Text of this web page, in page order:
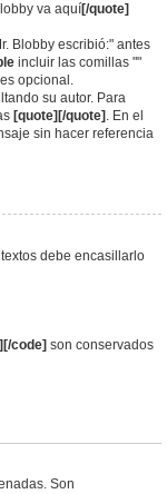
va aquí[/quote]
Blobby escribió:" antes
incluir las comillas ""
opcional.
su autor. Para
[quote][/quote] . En el
sin hacer referencia
debe encasillarlo
code] son conservados
Son